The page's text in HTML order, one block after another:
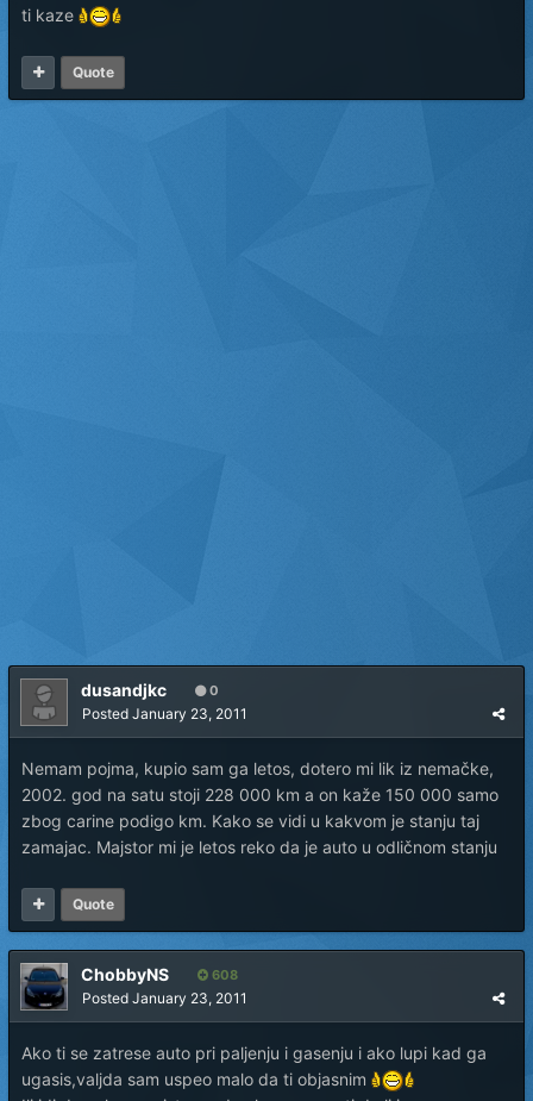
ti kaze
Quote
dusandjkc 0
Posted January 23, 2011
Nemam pojma, kupio sam ga letos, dotero mi lik iz nemačke,
2002. god na satu stoji 228 000 km a on kaže 150 000 samo
zbog carine podigo km. Kako se vidi u kakvom je stanju taj
zamajac. Majstor mi je letos reko da je auto u odličnom stanju
Quote
ChobbyNS 608
Posted January 23, 2011
Ako ti se zatrese auto pri paljenju i gasenju i ako lupi kad ga
ugasis,valjda sam uspeo malo da ti objasnim